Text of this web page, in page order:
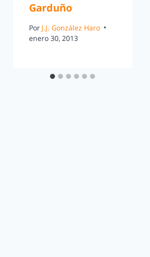
Garduño
Por J.J. González Haro
enero 30, 2013